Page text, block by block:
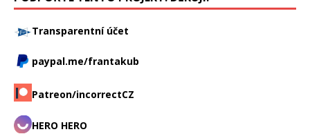
Transparentní účet
paypal.me/frantakub
Patreon/incorrectCZ
HERO HERO